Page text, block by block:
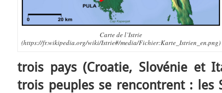
Carte de l’Istrie
(https://fr.wikipedia.org/wiki/Istrie#/media/Fichier:Karte_Istrien_en.png)
trois pays (Croatie, Slovénie et
trois peuples se rencontrent : les